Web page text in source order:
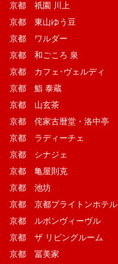
京都 祇園 川上
京都 東山ゆう豆
京都 ワルダー
京都 和ごころ 泉
京都 カフェ･ヴェルディ
京都 鮨 泰蔵
京都 山玄茶
京都 侘家古暦堂・洛中亭
京都 ラディーチェ
京都 シナジェ
京都 亀屋則克
京都 池坊
京都 京都ブライトンホテル
京都 ルボンヴィーヴル
京都 ザ リビングルーム
京都 冨美家